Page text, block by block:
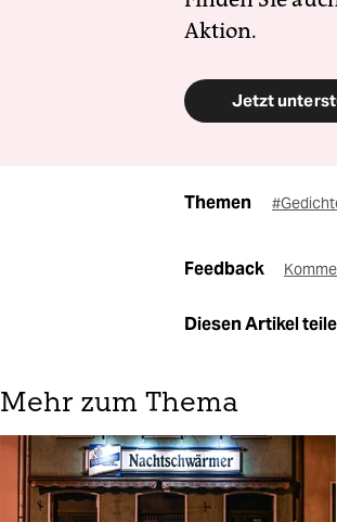
Aktion.
Jetzt
Themen
Feedback
Diesen Artikel
Mehr zum Thema